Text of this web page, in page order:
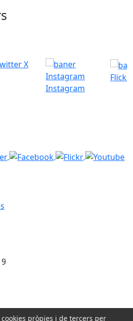
X
Instagram
Flickr
pròpies i de tercers per